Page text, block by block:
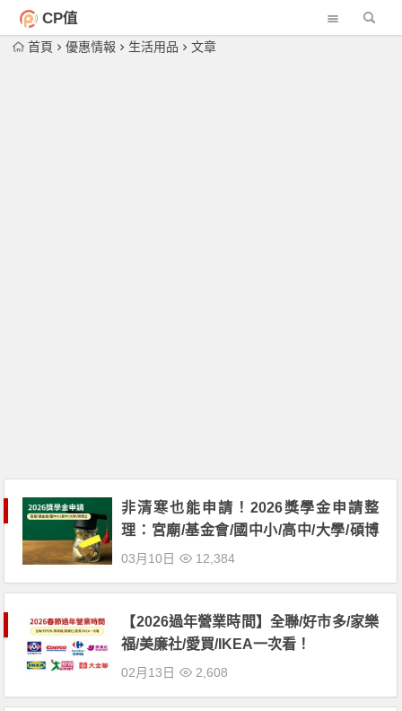
CP值
首頁 優惠情報 生活用品 文章
非清寒也能申請！2026獎學金申請整
理：宮廟/基金會/國中小/高中/大學/碩博
士績優及特殊境遇助學金(115年)
03月10日 12,384
【2026過年營業時間】全聯/好市多/家樂
福/美廉社/愛買/IKEA一次看！
02月13日 2,608